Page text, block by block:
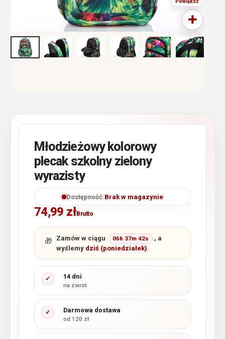
Młodzieżowy kolorowy
plecak szkolny zielony
wyrazisty
Dostępność:Brak w magazynie
74,99 złBrutto
🎁 Zamów w ciągu 06h 37m 42s
, a
wyślemy dziś (poniedziałek).
✓ 14 dni
na zwrot
✓ Darmowa dostawa
od 120 zł